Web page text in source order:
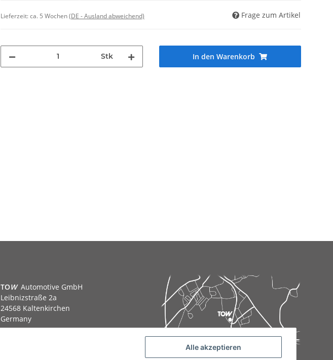
Lieferzeit:ca. 5 Wochen(DE - Ausland abweichend) Frage zum Artikel
Stk In den Warenkorb
TOW Automotive GmbH
Leibnizstraße 2a
24568 Kaltenkirchen
Germany
Alle akzeptieren